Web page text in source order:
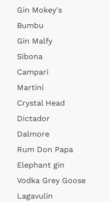
Gin Mokey's
Bumbu
Gin Malfy
Sibona
Campari
Martini
Crystal Head
Dictador
Dalmore
Rum Don Papa
Elephant gin
Vodka Grey Goose
Lagavulin